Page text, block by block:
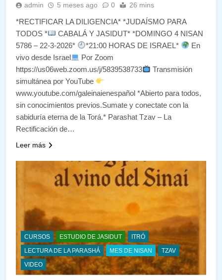
admin 5 meses ago 0 26 mins
*RECTIFICAR LA DILIGENCIA* *JUDAÍSMO PARA
TODOS *
CABALÁ Y JASIDUT* *DOMINGO 4 NISAN
5786 – 22-3-2026*
*21:00 HORAS DE ISRAEL*
En
vivo desde Israel
Por Zoom
https://us06web.zoom.us/j/5839538733
Transmisión
simultánea por YouTube
www.youtube.com/galeinaienespañol *Abierto para todos,
sin conocimientos previos.Sumate y conectate con la
sabiduría eterna de la Torá.* Parashat Tzav – La
Rectificación de…
Leer más
CURSOS ESTUDIO DE JASIDUT
ITRÓ
LECTURA DE LA PARASHÁ
MES DE NISAN
TZAV
VIDEO